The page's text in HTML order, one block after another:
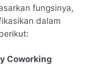
fungsinya,
dalam
Coworking